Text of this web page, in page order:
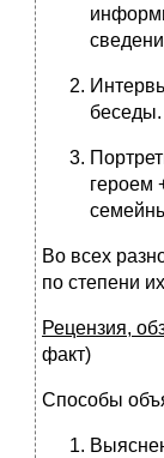
беседы.
героем
Во всех
по степени
Рецензия,
факт)
Способы